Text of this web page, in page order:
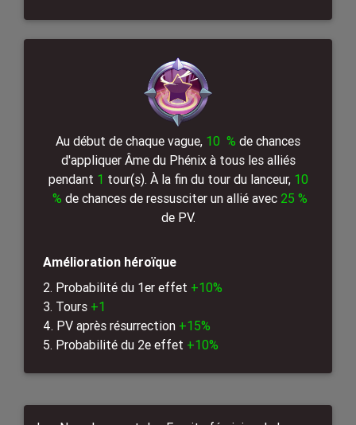
Au début de chaque vague, 10 % de chances
d'appliquer Âme du Phénix à tous les alliés
pendant 1 tour(s). À la fin du tour du lanceur, 10
% de chances de ressusciter un allié avec 25 %
de PV.
Amélioration héroïque
2. Probabilité du 1er effet +10%
3. Tours +1
4. PV après résurrection +15%
5. Probabilité du 2e effet +10%